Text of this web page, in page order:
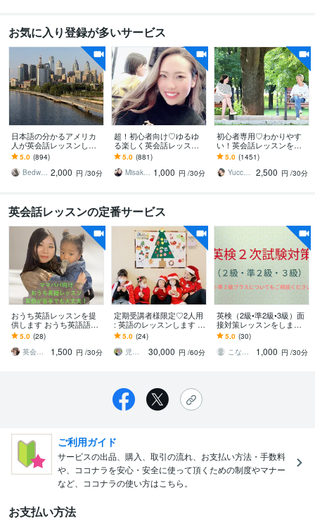
お気に入り登録が多いサービス
日本語の分かるアメリカ
人が英会話レッスンしま
す アメリカ出身でTEFL有
資格者が生きた英語を教
えますよ
5.0 (894)
Bedwards13 2,000 円 /30分
超！初心者向け♡ゆるゆ
る楽しく英会話レッスン
します あなたのペースで
ゆるゆる英会話レッスン
♡
5.0 (881)
Misaki_ Michelle 1,000 円 /30分
初心者専用♡わかりやす
い！英会話レッスンをし
ます 英会話の約8割は中学
英語！ゲーム感覚のメソ
ッドで楽しく上達♪
5.0 (1451)
Yucca（ゆっか）
2,500 円 /30分
英会話レッスンの定番サービス
おうち英語レッスンを提
供します おうち英語語り
かけフレーズ増やしませ
んか？？
5.0 (28)
英会話講師Sakurako
1,500 円 /30分
定期受講者様限定♡2人用
: 英語のレッスンします L
et’s have fun together!!!
5.0 (24)
児童英語教師 AIMI
30,000 円 /60分
英検（2級•準2級•3級）面
接対策レッスンをします
初めての英検面接でも大
丈夫！わかるまで丁寧に
レッスンします！
5.0 (30)
こなつ572
1,000 円 /30分
ご利用ガイド
サービスの出品、購入、取引の流れ、お支払い方法・手数料
や、ココナラを安心・安全に使って頂くための制度やマナー
など、ココナラの使い方はこちら。
お支払い方法